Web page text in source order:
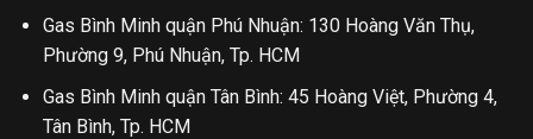
Gas Bình Minh quận Phú Nhuận: 130 Hoàng Văn Thụ,
Phường 9, Phú Nhuận, Tp. HCM
Gas Bình Minh quận Tân Bình: 45 Hoàng Việt, Phường 4,
Tân Bình, Tp. HCM